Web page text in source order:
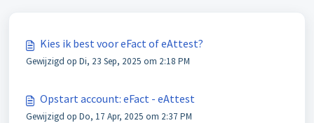
Kies ik best voor eFact of eAttest?
Gewijzigd op Di, 23 Sep, 2025 om 2:18 PM
Opstart account: eFact - eAttest
Gewijzigd op Do, 17 Apr, 2025 om 2:37 PM